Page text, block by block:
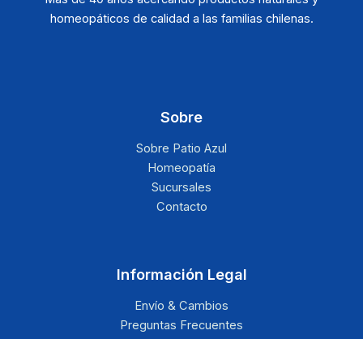
homeopáticos de calidad a las familias chilenas.
Sobre
Sobre Patio Azul
Homeopatía
Sucursales
Contacto
Información Legal
Envío & Cambios
Preguntas Frecuentes